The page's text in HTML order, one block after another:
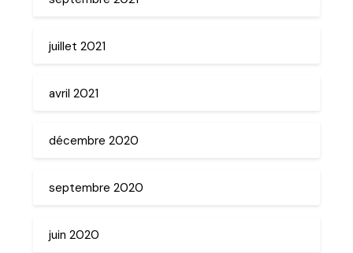
juillet 2021
avril 2021
décembre 2020
septembre 2020
juin 2020